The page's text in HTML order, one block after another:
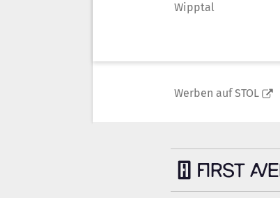
Wipptal
Werben auf STOL